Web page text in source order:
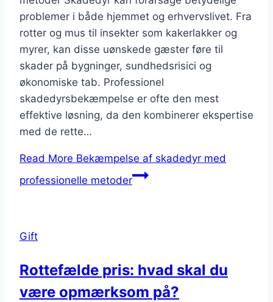
problemer i både hjemmet og erhvervslivet. Fra
rotter og mus til insekter som kakerlakker og
myrer, kan disse uønskede gæster føre til
skader på bygninger, sundhedsrisici og
økonomiske tab. Professionel
skadedyrsbekæmpelse er ofte den mest
effektive løsning, da den kombinerer ekspertise
med de rette…
Read More Bekæmpelse af skadedyr med
professionelle metoder
Gift
Rottefælde pris: hvad skal du
være opmærksom på?